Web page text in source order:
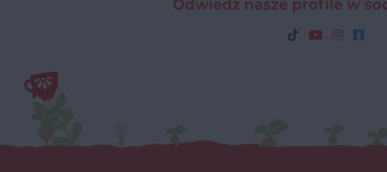
Odwiedź nasze profile w